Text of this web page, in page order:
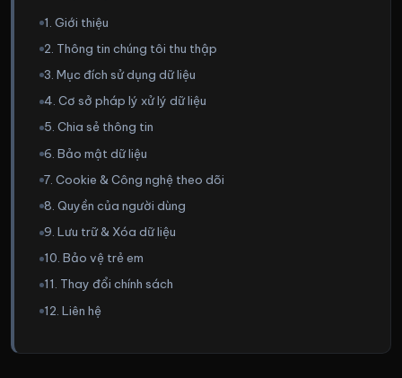
1. Giới thiệu
2. Thông tin chúng tôi thu thập
3. Mục đích sử dụng dữ liệu
4. Cơ sở pháp lý xử lý dữ liệu
5. Chia sẻ thông tin
6. Bảo mật dữ liệu
7. Cookie & Công nghệ theo dõi
8. Quyền của người dùng
9. Lưu trữ & Xóa dữ liệu
10. Bảo vệ trẻ em
11. Thay đổi chính sách
12. Liên hệ